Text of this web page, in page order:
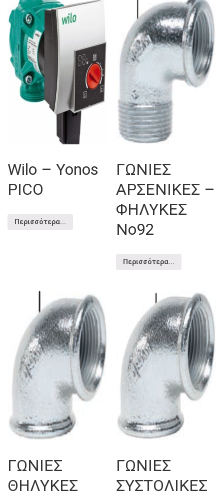
Wilo – Yonos
PICO
Περισσότερα...
ΓΩΝΙΕΣ
ΑΡΣΕΝΙΚΕΣ –
ΦΗΛΥΚΕΣ
Νο92
Περισσότερα...
ΓΩΝΙΕΣ
ΘΗΛΥΚΕΣ
ΓΩΝΙΕΣ
ΣΥΣΤΟΛΙΚΕΣ